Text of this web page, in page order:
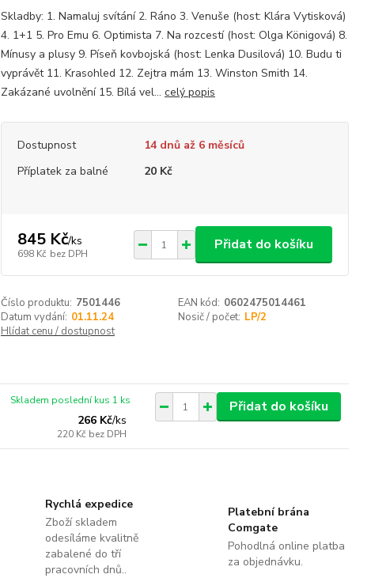
Skladby: 1. Namaluj svítání 2. Ráno 3. Venuše (host: Klára Vytisková)
4. 1+1 5. Pro Emu 6. Optimista 7. Na rozcestí (host: Olga Königová) 8.
Mínusy a plusy 9. Píseň kovbojská (host: Lenka Dusilová) 10. Budu ti
vyprávět 11. Krasohled 12. Zejtra mám 13. Winston Smith 14.
Zakázané uvolnění 15. Bílá vel... celý popis
Dostupnost
14 dnů až 6 měsíců
Příplatek za balné
20 Kč
845 Kč/ks
698 Kč bez DPH
Přidat do košíku
Číslo produktu: 7501446 EAN kód: 0602475014461
Datum vydání: 01.11.24 Nosič / počet: LP/2
Hlídat cenu / dostupnost
266 Kč/ks
220 Kč bez DPH
Skladem poslední kus 1 ks Přidat do košíku
Rychlá expedice
Zboží skladem
odesíláme kvalitně
zabalené do tří
pracovních dnů..
Platební brána
Comgate
Pohodlná online platba
za objednávku.